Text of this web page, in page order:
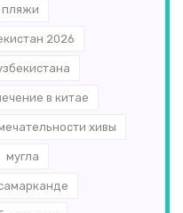
пляжи
2026
в китае
хивы
мугла